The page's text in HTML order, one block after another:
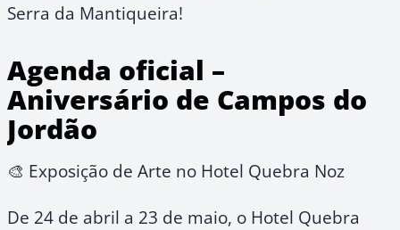
Serra da Mantiqueira!
Agenda oficial –
Aniversário de Campos do
Jordão
🎨 Exposição de Arte no Hotel Quebra Noz
De 24 de abril a 23 de maio, o Hotel Quebra